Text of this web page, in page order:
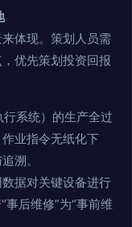
体现。策划人员需
优先策划投资回报
系统）的生产全过
业指令无纸化下
溯。
数据对关键设备进行
后维修”为“事前维